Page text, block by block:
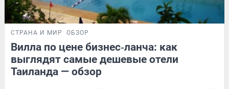
СТРАНА И МИР ОБЗОР
Вилла по цене бизнес‑ланча: как
выглядят самые дешевые отели
Таиланда — обзор